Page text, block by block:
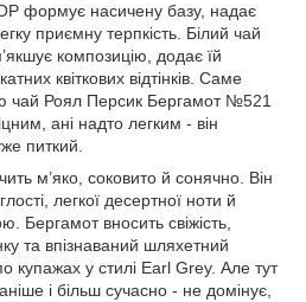
формує насичену базу, надає
приємну терпкість. Білий чай
композицію, додає їй
квіткових відтінків. Саме
чай Роял Персик Бергамот №521
ані надто легким - він
питкий.
м’яко, соковито й сонячно. Він
легкої десертної ноти й
Бергамот вносить свіжість,
та впізнаваний шляхетний
у стилі Earl Grey. Але тут
і більш сучасно - не домінує,